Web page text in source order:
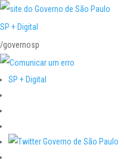
SP + Digital
/governosp
SP + Digital